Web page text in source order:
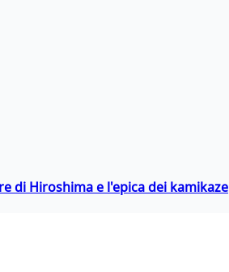
di Hiroshima e l'epica dei kamikaze